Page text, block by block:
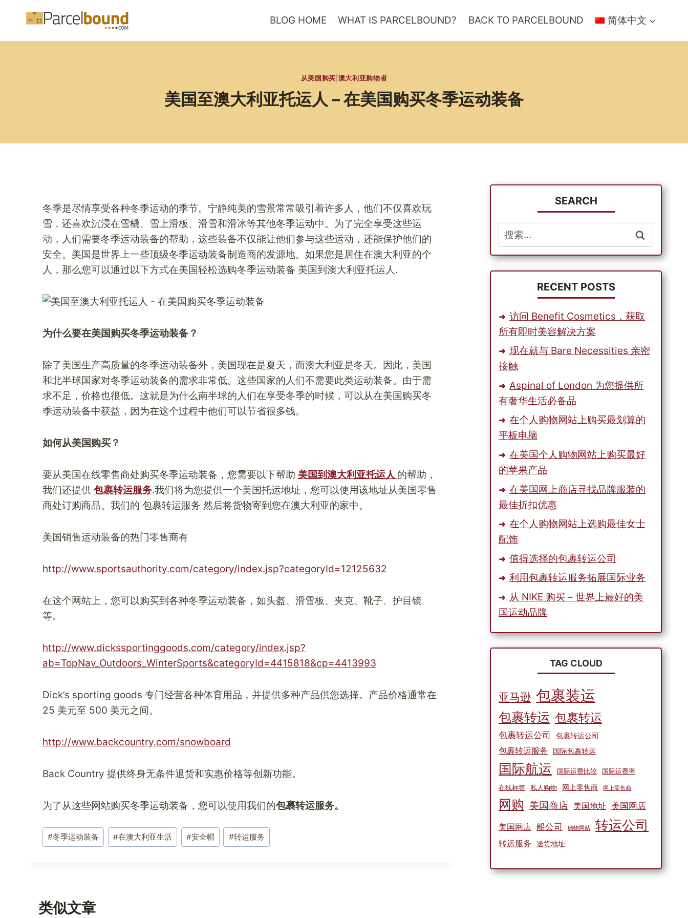
BLOG HOME WHAT IS PARCELBOUND? BACK TO PARCELBOUND 简体中文
从美国购买 澳大利亚购物者
美国至澳大利亚托运人 – 在美国购买冬季运动装备
冬季是尽情享受各种冬季运动的季节。宁静纯美的雪景常常吸引着许多人，他们不仅喜欢玩
雪，还喜欢沉浸在雪橇、雪上滑板、滑雪和滑冰等其他冬季运动中。为了完全享受这些运
动，人们需要冬季运动装备的帮助，这些装备不仅能让他们参与这些运动，还能保护他们的
安全。美国是世界上一些顶级冬季运动装备制造商的发源地。如果您是居住在澳大利亚的个
人，那么您可以通过以下方式在美国轻松选购冬季运动装备 美国到澳大利亚托运人.
为什么要在美国购买冬季运动装备？
除了美国生产高质量的冬季运动装备外，美国现在是夏天，而澳大利亚是冬天。因此，美国
和北半球国家对冬季运动装备的需求非常低。这些国家的人们不需要此类运动装备。由于需
求不足，价格也很低。这就是为什么南半球的人们在享受冬季的时候，可以从在美国购买冬
季运动装备中获益，因为在这个过程中他们可以节省很多钱。
如何从美国购买？
要从美国在线零售商处购买冬季运动装备，您需要以下帮助 美国到澳大利亚托运人 的帮助，
我们还提供 包裹转运服务.我们将为您提供一个美国托运地址，您可以使用该地址从美国零售
商处订购商品。我们的 包裹转运服务 然后将货物寄到您在澳大利亚的家中。
美国销售运动装备的热门零售商有
http://www.sportsauthority.com/category/index.jsp?categoryId=12125632
在这个网站上，您可以购买到各种冬季运动装备，如头盔、滑雪板、夹克、靴子、护目镜
等。
http://www.dickssportinggoods.com/category/index.jsp?
ab=TopNav_Outdoors_WinterSports&categoryId=4415818&cp=4413993
Dick’s sporting goods 专门经营各种体育用品，并提供多种产品供您选择。产品价格通常在
25 美元至 500 美元之间。
http://www.backcountry.com/snowboard
Back Country 提供终身无条件退货和实惠价格等创新功能。
为了从这些网站购买冬季运动装备，您可以使用我们的包裹转运服务。
文
章
#冬季运动装备 #在澳大利亚生活 #安全帽 #转运服务
类似文章
SEARCH
搜
索：
RECENT POSTS
访问 Benefit Cosmetics，获取
所有即时美容解决方案
现在就与 Bare Necessities 亲密
接触
Aspinal of London 为您提供所
有奢华生活必备品
在个人购物网站上购买最划算的
平板电脑
在美国个人购物网站上购买最好
的苹果产品
在美国网上商店寻找品牌服装的
最佳折扣优惠
在个人购物网站上选购最佳女士
配饰
值得选择的包裹转运公司
利用包裹转运服务拓展国际业务
从 NIKE 购买 – 世界上最好的美
国运动品牌
TAG CLOUD
亚马逊 包裹装运
包裹转运 包裹转运
包裹转运公司 包裹转运公司
包裹转运服务 国际包裹转运
国际航运 国际运费比较 国际运费率
在线标签 私人购物 网上零售商 网上零售商
网购 美国商店 美国地址 美国网店
美国网店 船公司 购物网站 转运公司
转运服务 送货地址